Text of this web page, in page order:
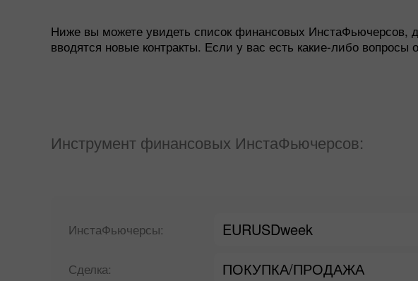
Ниже вы можете увидеть список финансовых ИнстаФьючерсов,
вводятся новые контракты. Если у вас есть какие-либо
Инструмент финансовых ИнстаФьючерсов:
ИнстаФьючерсы: EURUSDweek
Сделка: ПОКУПКА/ПРОДАЖА